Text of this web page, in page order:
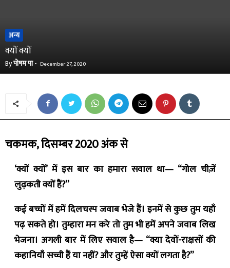
अन्य
क्यों क्यों
Byपोषम पा- December 27, 2020
चकमक, दिसम्बर 2020 अंक से
‘क्यों क्यों’ में इस बार का हमारा सवाल था— “गोल चीज़ें
लुढ़कती क्यों हैं?”
कई बच्चों में हमें दिलचस्प जवाब भेजे हैं। इनमें से कुछ तुम यहाँ
पढ़ सकते हो। तुम्हारा मन करे तो तुम भी हमें अपने जवाब लिख
भेजना। अगली बार में लिए सवाल है— “क्या देवों-राक्षसों की
कहानियाँ सच्ची हैं या नहीं? और तुम्हें ऐसा क्यों लगता है?”